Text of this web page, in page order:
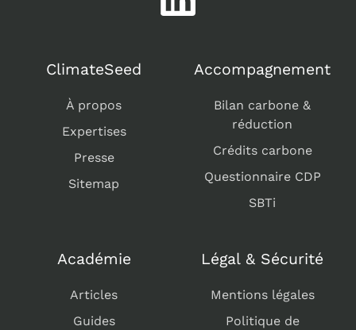
ClimateSeed
À propos
Expertises
Presse
Sitemap
Accompagnement
Bilan carbone &
réduction
Crédits carbone
Questionnaire CDP
SBTi
Académie
Articles
Guides
Légal & Sécurité
Mentions légales
Politique de